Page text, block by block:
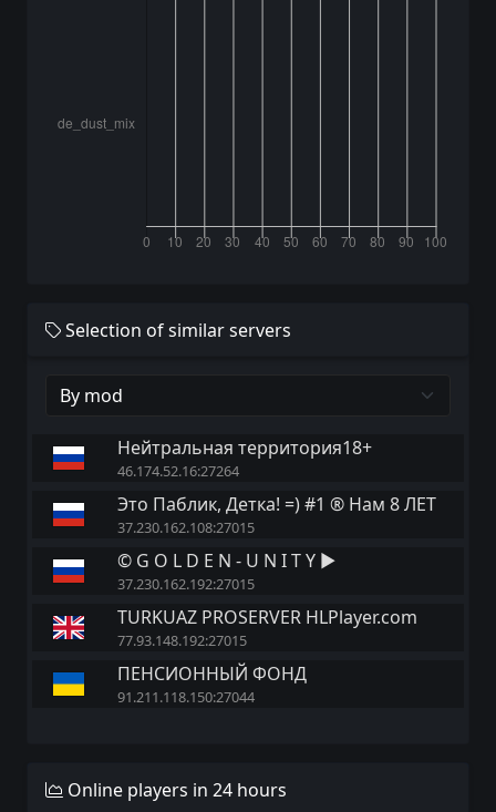
Selection of similar servers
Нейтральная территория18+
46.174.52.16:27264
Это Паблик, Детка! =) #1 ® Нам 8 ЛЕТ
37.230.162.108:27015
© G O L D E N - U N I T Y ►
37.230.162.192:27015
TURKUAZ PROSERVER HLPlayer.com
77.93.148.192:27015
ПЕНСИОННЫЙ ФОНД
91.211.118.150:27044
Online players in 24 hours